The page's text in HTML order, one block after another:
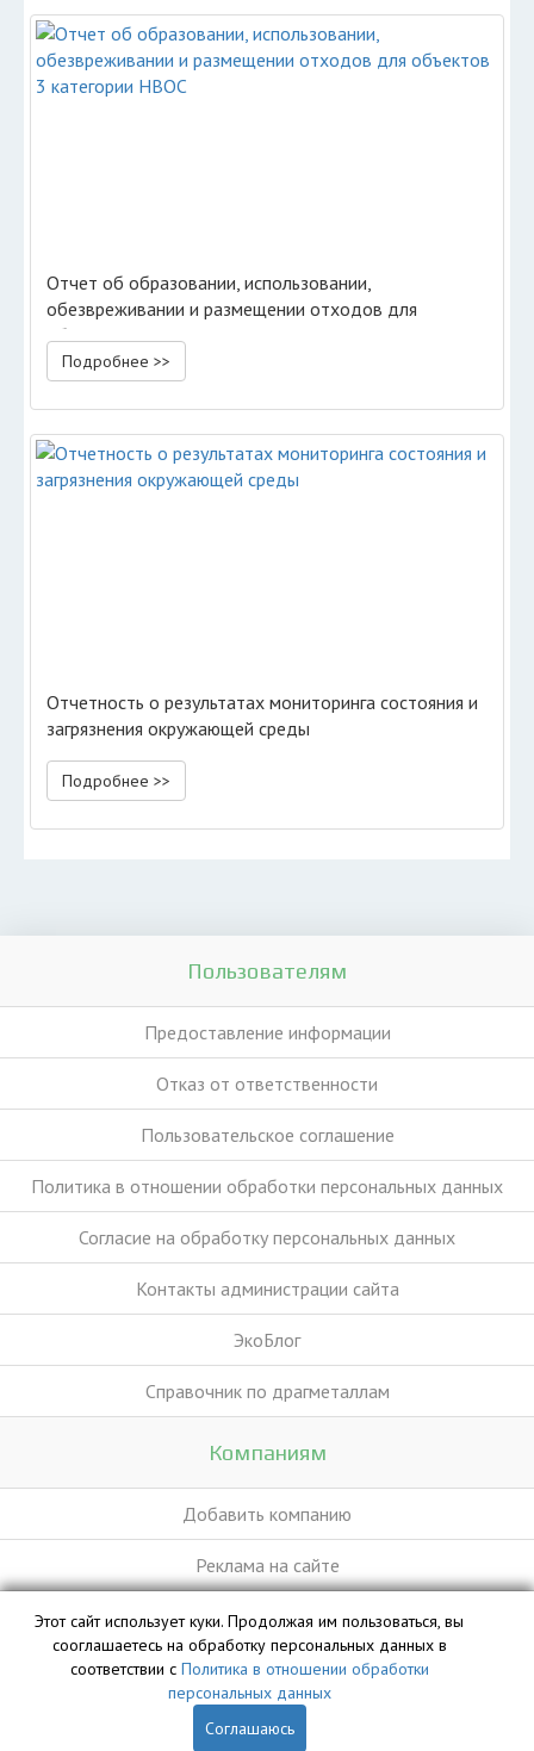
Отчет об образовании, использовании,
обезвреживании и размещении отходов для
объектов 3 категории НВОС
Подробнее >>
Отчетность о результатах мониторинга состояния и
загрязнения окружающей среды
Подробнее >>
Пользователям
Предоставление информации
Отказ от ответственности
Пользовательское соглашение
Политика в отношении обработки персональных данных
Согласие на обработку персональных данных
Контакты администрации сайта
ЭкоБлог
Справочник по драгметаллам
Компаниям
Добавить компанию
Реклама на сайте
База данных сайта vyvoz.org является интеллектуальной
собственностью ООО «Профит» и охраняется законом.
Этот сайт использует куки. Продолжая им пользоваться, вы
сооглашаетесь на обработку персональных данных в
соответствии с Политика в отношении обработки
персональных данных
Соглашаюсь